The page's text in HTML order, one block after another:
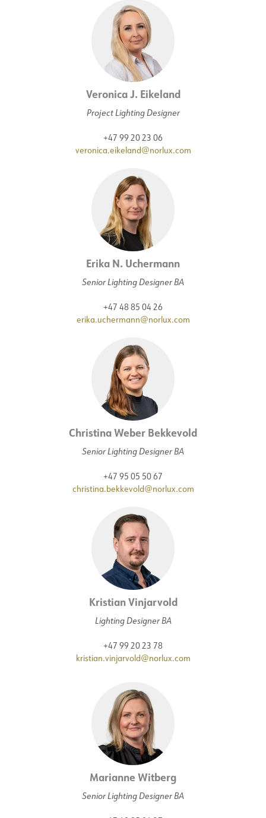
Veronica J. Eikeland
Project Lighting Designer
+47 99 20 23 06
veronica.eikeland@norlux.com
Erika N. Uchermann
Senior Lighting Designer BA
+47 48 85 04 26
erika.uchermann@norlux.com
Christina Weber Bekkevold
Senior Lighting Designer BA
+47 95 05 50 67
christina.bekkevold@norlux.com
Kristian Vinjarvold
Lighting Designer BA
+47 99 20 23 78
kristian.vinjarvold@norlux.com
Marianne Witberg
Senior Lighting Designer BA